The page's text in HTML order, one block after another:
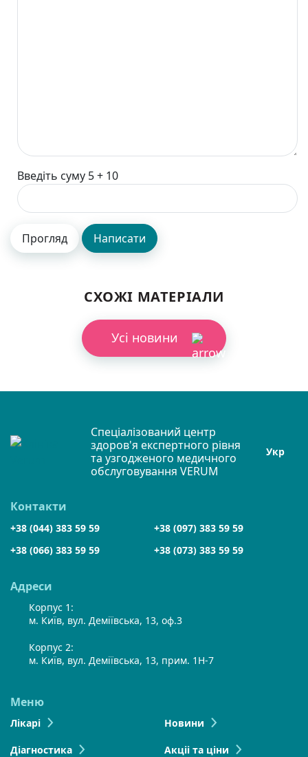
Введіть суму 5 + 10
СХОЖІ МАТЕРІАЛИ
Усі новини
Спеціалізований центр
здоров'я експертного рівня
та узгодженого медичного
обслуговування VERUM
Укр
Адреси
Корпус 1:
м. Київ, вул. Деміївська, 13, оф.3
Корпус 2:
м. Київ, вул. Деміївська, 13, прим. 1Н-7
Меню
Лікарі
Діагностика
Новини
Акціі та ціни
Контакти
+38 (044) 383 59 59
+38 (097) 383 59 59
+38 (066) 383 59 59
+38 (073) 383 59 59